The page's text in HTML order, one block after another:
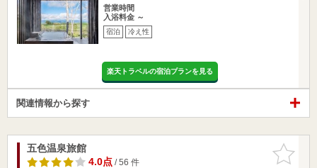
営業時間
入浴料金 ～
宿泊 冷え性
楽天トラベルの宿泊プランを見る
関連情報から探す
お気に入
りに追加
五色温泉旅館
4.0点/ 56 件